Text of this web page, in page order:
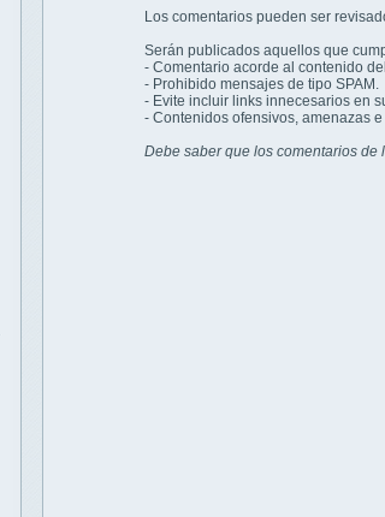
Los comentarios pueden ser
Serán publicados aquellos que
- Comentario acorde al contenido
- Prohibido mensajes de tipo SPAM.
- Evite incluir links innecesarios en
- Contenidos ofensivos, amenazas
Debe saber que los comentarios de